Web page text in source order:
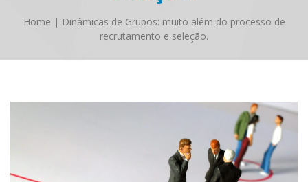
Home | Dinâmicas de Grupos: muito além do processo de
recrutamento e seleção.